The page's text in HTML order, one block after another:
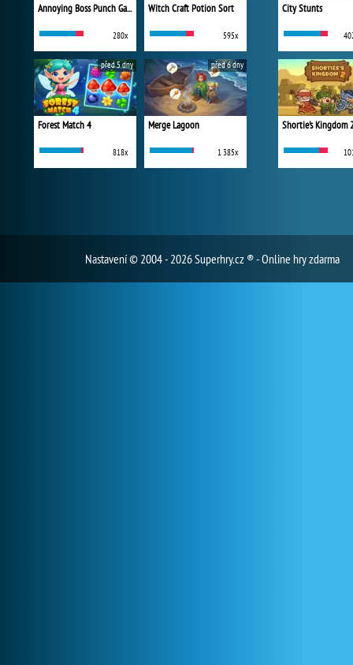
Annoying Boss Punch Game
280x
Witch Craft Potion Sort
595x
Forest Match 4
818x
před 5 dny
Merge Lagoon
1 385x
před 6 dny
City Stunts
Shortie's Kingdom
Nastavení© 2004 - 2026 Superhry.cz ® - Online hry zdarma